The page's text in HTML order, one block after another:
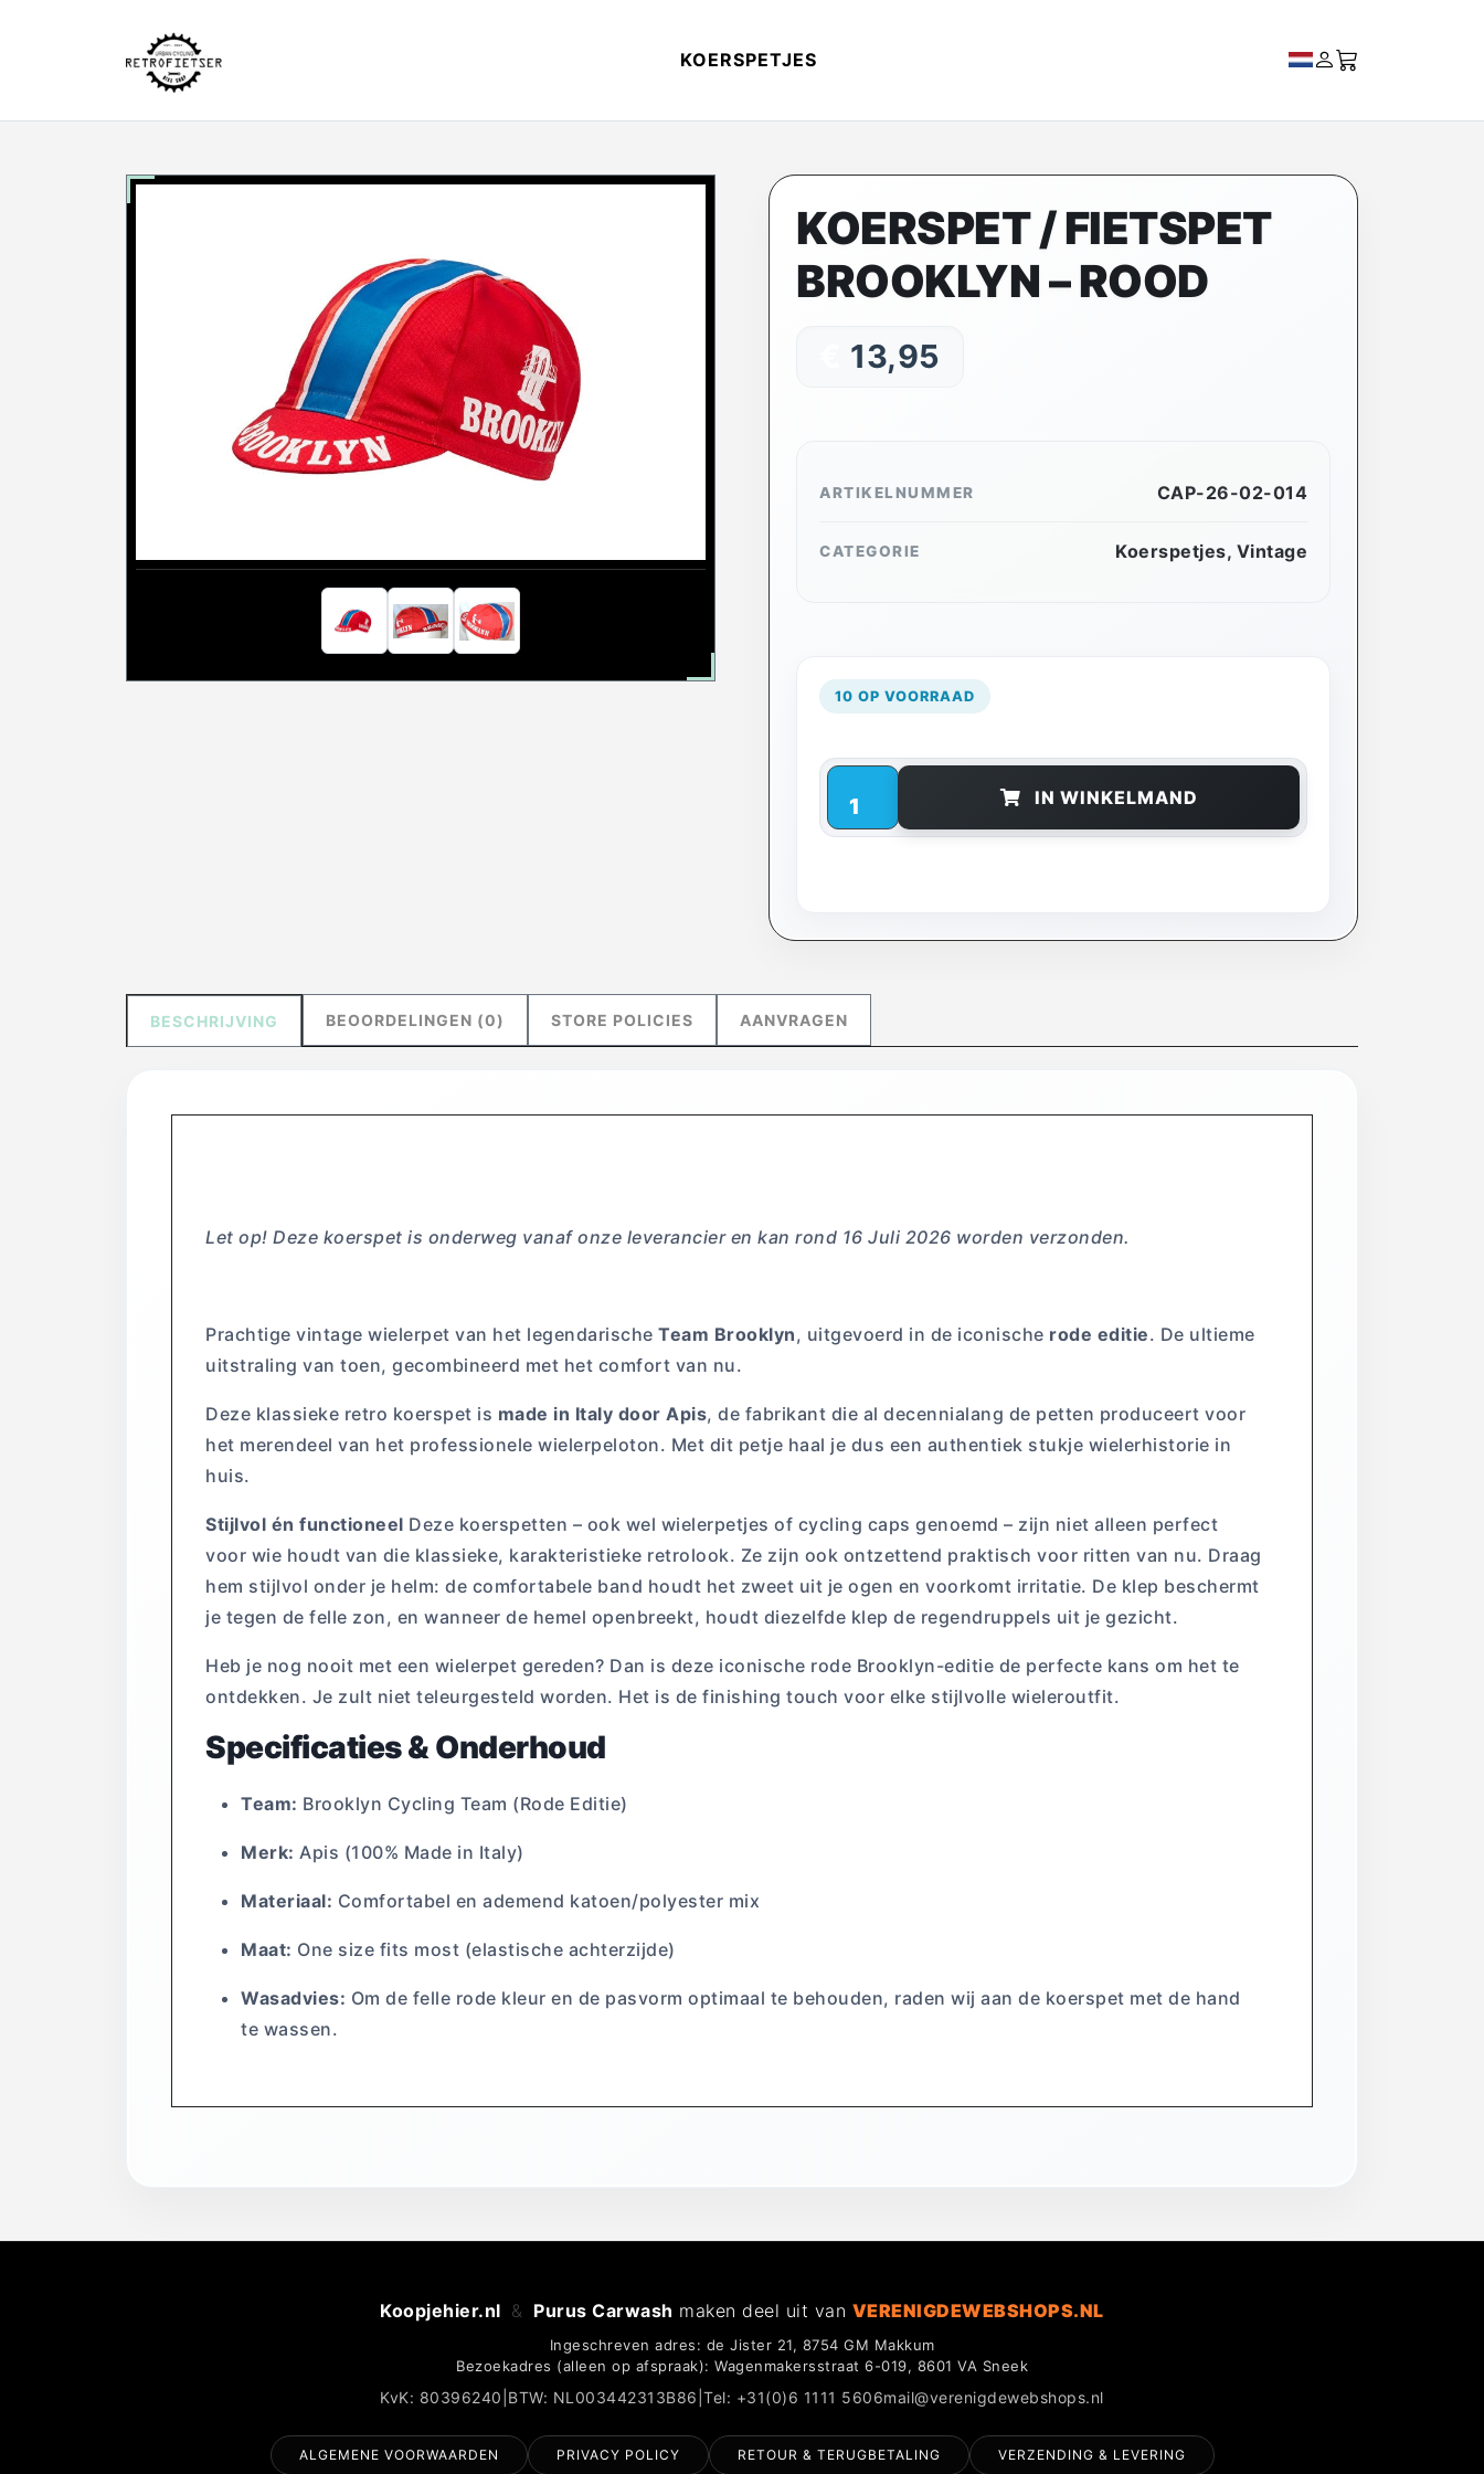
KOERSPETJES
KOERSPET / FIETSPET
BROOKLYN – ROOD
13,95
ARTIKELNUMMER CAP-26-02-014
CATEGORIE Koerspetjes, Vintage
10 OP VOORRAAD
IN WINKELMAND
BESCHRIJVING BEOORDELINGEN (0) STORE POLICIES AANVRAGEN
Let op! Deze koerspet is onderweg vanaf onze leverancier en kan rond 16 Juli 2026 worden verzonden.
Prachtige vintage wielerpet van het legendarische Team Brooklyn, uitgevoerd in de iconische rode editie. De ultieme
uitstraling van toen, gecombineerd met het comfort van nu.
Deze klassieke retro koerspet is made in Italy door Apis, de fabrikant die al decennialang de petten produceert voor
het merendeel van het professionele wielerpeloton. Met dit petje haal je dus een authentiek stukje wielerhistorie in
huis.
Stijlvol én functioneel Deze koerspetten – ook wel wielerpetjes of cycling caps genoemd – zijn niet alleen perfect
voor wie houdt van die klassieke, karakteristieke retrolook. Ze zijn ook ontzettend praktisch voor ritten van nu. Draag
hem stijlvol onder je helm: de comfortabele band houdt het zweet uit je ogen en voorkomt irritatie. De klep beschermt
je tegen de felle zon, en wanneer de hemel openbreekt, houdt diezelfde klep de regendruppels uit je gezicht.
Heb je nog nooit met een wielerpet gereden? Dan is deze iconische rode Brooklyn-editie de perfecte kans om het te
ontdekken. Je zult niet teleurgesteld worden. Het is de finishing touch voor elke stijlvolle wieleroutfit.
Specificaties & Onderhoud
Team: Brooklyn Cycling Team (Rode Editie)
Merk: Apis (100% Made in Italy)
Materiaal: Comfortabel en ademend katoen/polyester mix
Maat: One size fits most (elastische achterzijde)
Wasadvies: Om de felle rode kleur en de pasvorm optimaal te behouden, raden wij aan de koerspet met de hand
te wassen.
Koopjehier.nl & Purus Carwash maken deel uit van VERENIGDEWEBSHOPS.NL
Ingeschreven adres: de Jister 21, 8754 GM Makkum
Bezoekadres (alleen op afspraak): Wagenmakersstraat 6-019, 8601 VA Sneek
KvK: 80396240 BTW: NL003442313B86 |Tel: +31(0)6 1111 5606mail@verenigdewebshops.nl
ALGEMENE VOORWAARDEN PRIVACY POLICY RETOUR & TERUGBETALING VERZENDING & LEVERING